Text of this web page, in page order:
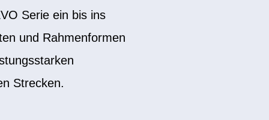
Serie ein bis ins
und Rahmenformen
Strecken.